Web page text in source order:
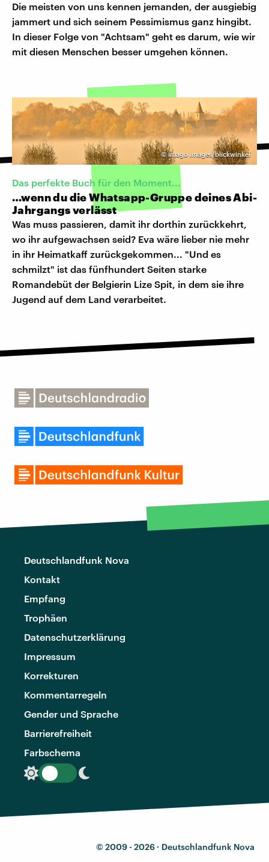
Die meisten von uns kennen jemanden, der ausgiebig
jammert und sich seinem Pessimismus ganz hingibt.
In dieser Folge von "Achtsam" geht es darum, wie wir
mit diesen Menschen besser umgehen können.
©imago images/blickwinkel
Das perfekte Buch für den Moment...
…wenn du die Whatsapp-Gruppe deines Abi-
Jahrgangs verlässt
Was muss passieren, damit ihr dorthin zurückkehrt,
wo ihr aufgewachsen seid? Eva wäre lieber nie mehr
in ihr Heimatkaff zurückgekommen... "Und es
schmilzt" ist das fünfhundert Seiten starke
Romandebüt der Belgierin Lize Spit, in dem sie ihre
Jugend auf dem Land verarbeitet.
Deutschlandfunk Nova
Kontakt
Empfang
Trophäen
Datenschutzerklärung
Impressum
Korrekturen
Kommentarregeln
Gender und Sprache
Barrierefreiheit
Farbschema
© 2009 - 2026 · Deutschlandfunk Nova